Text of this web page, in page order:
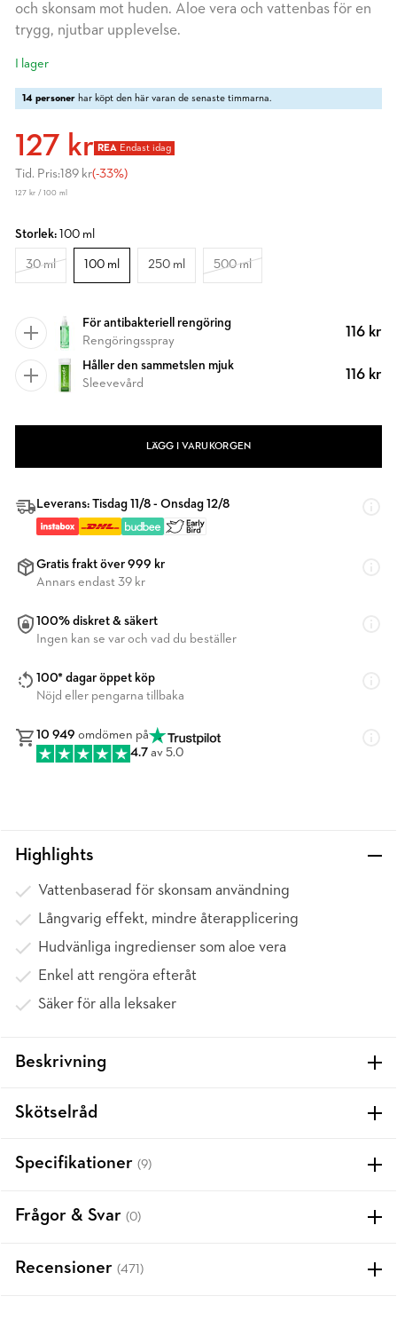
och skonsam mot huden. Aloe vera och vattenbas för en
trygg, njutbar upplevelse.
I lager
14 personer har köpt den här varan de senaste timmarna.
127 kr REA Endast idag
Tid. Pris:189 kr(-33%)
127 kr / 100 ml
Storlek: 100 ml
30 ml 100 ml 250 ml 500 ml
För antibakteriell rengöring
Rengöringsspray
116 kr
Håller den sammetslen mjuk
Sleevevård
116 kr
LÄGG I VARUKORGEN
Leverans: Tisdag 11/8 - Onsdag 12/8
Gratis frakt över 999 kr
Annars endast 39 kr
100% diskret & säkert
Ingen kan se var och vad du beställer
100* dagar öppet köp
Nöjd eller pengarna tillbaka
10 949 omdömen på
4.7 av 5.0
Highlights
Vattenbaserad för skonsam användning
Långvarig effekt, mindre återapplicering
Hudvänliga ingredienser som aloe vera
Enkel att rengöra efteråt
Säker för alla leksaker
Beskrivning
Skötselråd
Specifikationer (9)
Frågor & Svar (0)
Recensioner (471)